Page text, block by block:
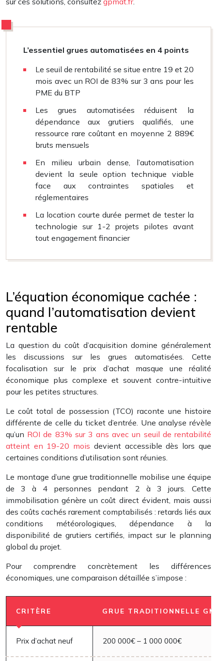
L’essentiel grues automatisées en 4 points
Le seuil de rentabilité se situe entre 19 et 20
mois avec un ROI de 83% sur 3 ans pour les
PME du BTP
Les grues automatisées réduisent la
dépendance aux grutiers qualifiés, une
ressource rare coûtant en moyenne 2 889€
bruts mensuels
En milieu urbain dense, l’automatisation
devient la seule option technique viable
face aux contraintes spatiales et
réglementaires
La location courte durée permet de tester la
technologie sur 1-2 projets pilotes avant
tout engagement financier
L’équation économique cachée :
quand l’automatisation devient
rentable
La question du coût d’acquisition domine généralement
les discussions sur les grues automatisées. Cette
focalisation sur le prix d’achat masque une réalité
économique plus complexe et souvent contre-intuitive
pour les petites structures.
Le coût total de possession (TCO) raconte une histoire
différente de celle du ticket d’entrée. Une analyse révèle
qu’un ROI de 83% sur 3 ans avec un seuil de rentabilité
atteint en 19-20 mois devient accessible dès lors que
certaines conditions d’utilisation sont réunies.
Le montage d’une grue traditionnelle mobilise une équipe
de 3 à 4 personnes pendant 2 à 3 jours. Cette
immobilisation génère un coût direct évident, mais aussi
des coûts cachés rarement comptabilisés : retards liés aux
conditions météorologiques, dépendance à la
disponibilité de grutiers certifiés, impact sur le planning
global du projet.
Pour comprendre concrètement les différences
économiques, une comparaison détaillée s’impose :
CRITÈRE GRUE TRADITIONNELLE
Prix d’achat neuf 200 000€ – 1 000 000€